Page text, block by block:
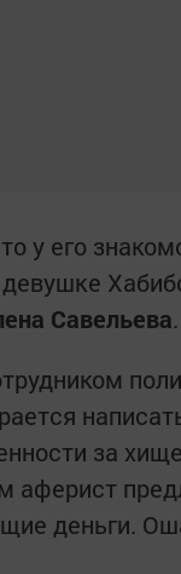
у его
Савельева.
за
аферист
деньги.